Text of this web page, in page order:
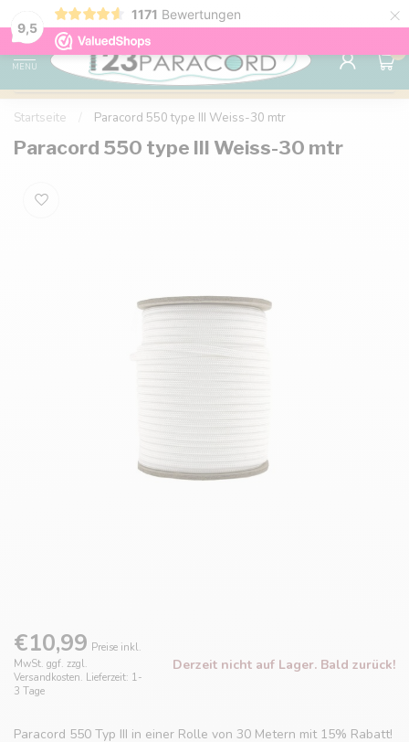
9,5
1171 Bewertungen ×
Kostenlose Lieferung nach Hause ab 150 €
MENU
0
Startseite Paracord 550 type III Weiss-30 mtr
Paracord 550 type III Weiss-30 mtr
€10,99 Preise inkl.
MwSt. ggf. zzgl.
Versandkosten. Lieferzeit: 1-
3 Tage
Derzeit nicht auf Lager. Bald zurück!
Paracord 550 Typ III in einer Rolle von 30 Metern mit 15% Rabatt!